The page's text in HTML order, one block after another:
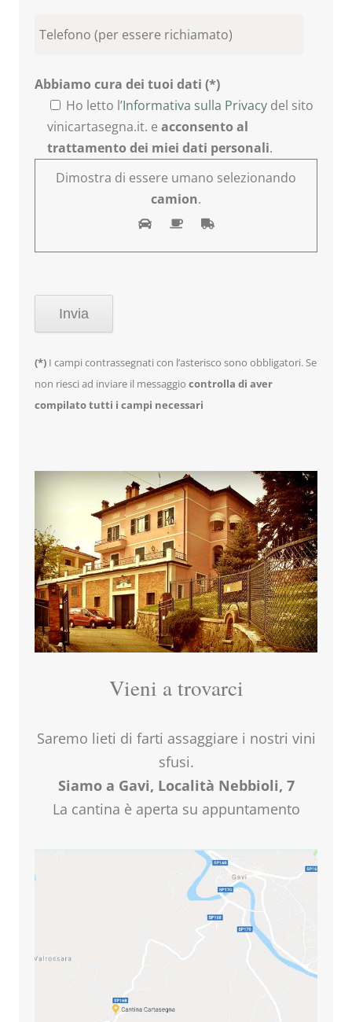
Abbiamo cura dei tuoi dati (*)
Ho letto l’Informativa sulla Privacy del sito
vinicartasegna.it. e acconsento al
trattamento dei miei dati personali.
Dimostra di essere umano selezionando
camion.
(*) I campi contrassegnati con l’asterisco sono obbligatori. Se
non riesci ad inviare il messaggio controlla di aver
compilato tutti i campi necessari
Vieni a trovarci
Saremo lieti di farti assaggiare i nostri vini
sfusi.
Siamo a Gavi, Località Nebbioli, 7
La cantina è aperta su appuntamento